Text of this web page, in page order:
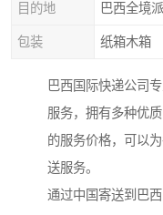
目的地 巴西全境
包装 纸箱木箱
巴西国际快递公司
服务，拥有多种优
的服务价格，可以
送服务。
通过中国寄送到巴